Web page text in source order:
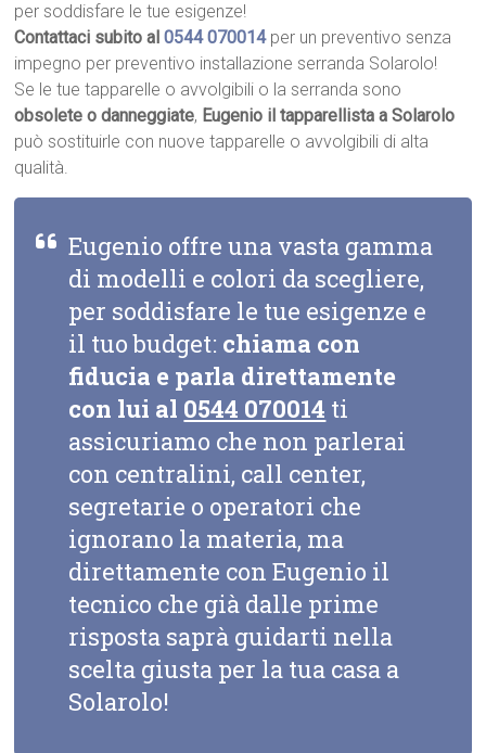
per soddisfare le tue esigenze!
Contattaci subito al0544 070014 per un preventivo senza
impegno per preventivo installazione serranda Solarolo!
Se le tue tapparelle o avvolgibili o la serranda sono
obsolete o danneggiate, Eugenio il tapparellista a Solarolo
può sostituirle con nuove tapparelle o avvolgibili di alta
qualità.
Eugenio offre una vasta gamma
di modelli e colori da scegliere,
per soddisfare le tue esigenze e
il tuo budget: chiama con
fiducia e parla direttamente
con lui al 0544 070014 ti
assicuriamo che non parlerai
con centralini, call center,
segretarie o operatori che
ignorano la materia, ma
direttamente con Eugenio il
tecnico che già dalle prime
risposta saprà guidarti nella
scelta giusta per la tua casa a
Solarolo!